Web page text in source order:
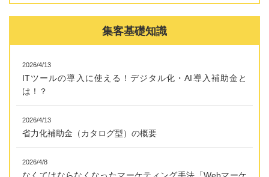
集客基礎知識
2026/4/13
ITツールの導入に使える！デジタル化・AI導入補助金と
は！？
2026/4/13
省力化補助金（カタログ型）の概要
2026/4/8